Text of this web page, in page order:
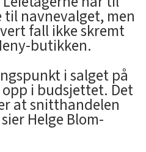
navnevalget, men
fall ikke skremt
butikken.
i salget på
i budsjettet. Det
at snitthandelen
Helge Blom-